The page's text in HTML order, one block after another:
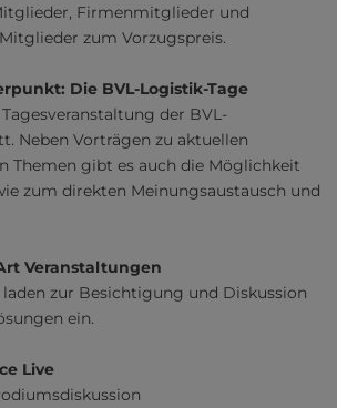
Firmenmitglieder und
zum Vorzugspreis.
Die BVL-Logistik-Tage
der BVL-
Neben Vorträgen zu aktuellen
Themen gibt es auch die Möglichkeit
zum direkten Meinungsaustausch und
Veranstaltungen
zur Besichtigung und Diskussion
ein.
Live